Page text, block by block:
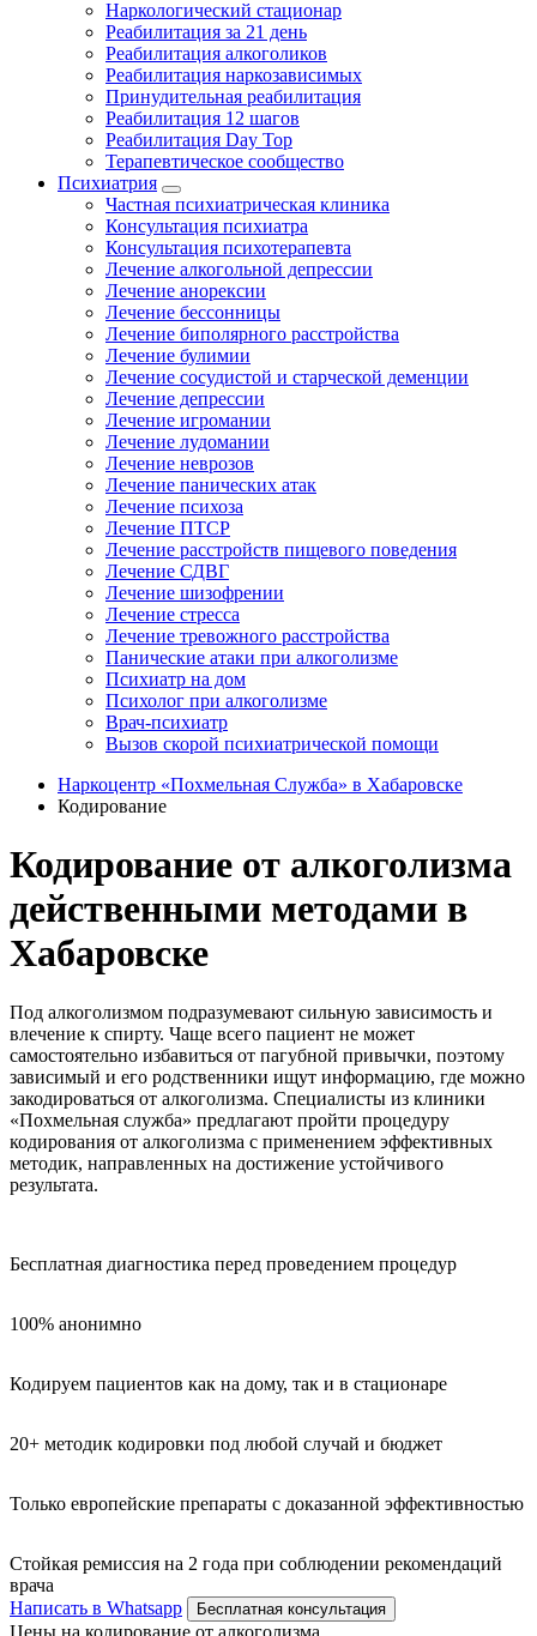
Наркологический стационар
Реабилитация за 21 день
Реабилитация алкоголиков
Реабилитация наркозависимых
Принудительная реабилитация
Реабилитация 12 шагов
Реабилитация Day Top
Терапевтическое сообщество
Психиатрия
Частная психиатрическая клиника
Консультация психиатра
Консультация психотерапевта
Лечение алкогольной депрессии
Лечение анорексии
Лечение бессонницы
Лечение биполярного расстройства
Лечение булимии
Лечение сосудистой и старческой деменции
Лечение депрессии
Лечение игромании
Лечение лудомании
Лечение неврозов
Лечение панических атак
Лечение психоза
Лечение ПТСР
Лечение расстройств пищевого поведения
Лечение СДВГ
Лечение шизофрении
Лечение стресса
Лечение тревожного расстройства
Панические атаки при алкоголизме
Психиатр на дом
Психолог при алкоголизме
Врач-психиатр
Вызов скорой психиатрической помощи
Наркоцентр «Похмельная Служба» в Хабаровске
Кодирование
Кодирование от алкоголизма
действенными методами в
Хабаровске
Под алкоголизмом подразумевают сильную зависимость и
влечение к спирту. Чаще всего пациент не может
самостоятельно избавиться от пагубной привычки, поэтому
зависимый и его родственники ищут информацию, где можно
закодироваться от алкоголизма. Специалисты из клиники
«Похмельная служба» предлагают пройти процедуру
кодирования от алкоголизма с применением эффективных
методик, направленных на достижение устойчивого
результата.
Бесплатная диагностика перед проведением процедур
100% анонимно
Кодируем пациентов как на дому, так и в стационаре
20+ методик кодировки под любой случай и бюджет
Только европейские препараты с доказанной эффективностью
Стойкая ремиссия на 2 года при соблюдении рекомендаций
врача
Написать в Whatsapp
Бесплатная консультация
Цены на кодирование от алкоголизма